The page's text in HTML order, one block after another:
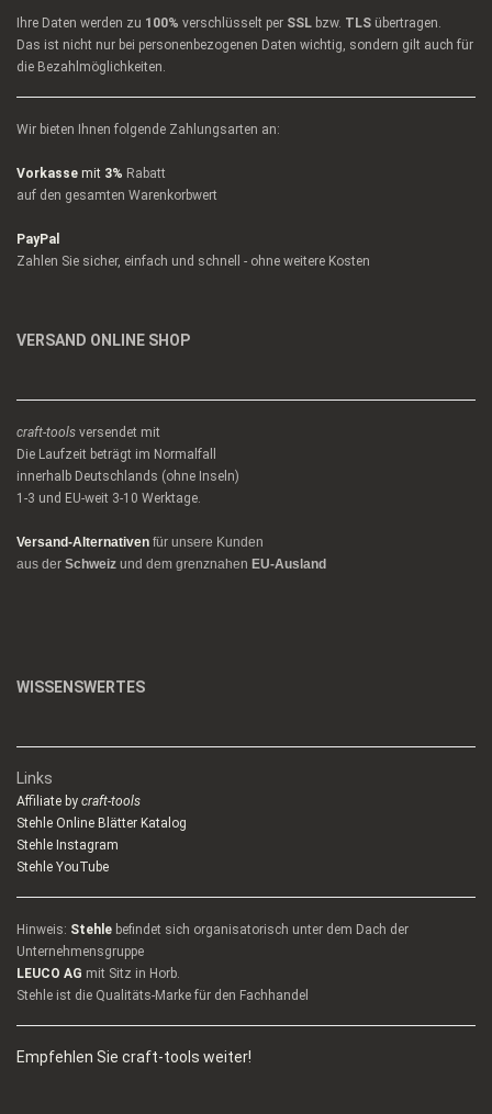
Ihre Daten werden zu 100% verschlüsselt per SSL bzw. TLS übertragen.
Das ist nicht nur bei personenbezogenen Daten wichtig, sondern gilt auch für
die Bezahlmöglichkeiten.
Wir bieten Ihnen folgende Zahlungsarten an:
Vorkasse mit 3% Rabatt
auf den gesamten Warenkorbwert
PayPal
Zahlen Sie sicher, einfach und schnell - ohne weitere Kosten
VERSAND ONLINE SHOP
craft-tools versendet mit
Die Laufzeit beträgt im Normalfall
innerhalb Deutschlands (ohne Inseln)
1-3 und EU-weit 3-10 Werktage.
Versand-Alternativen für unsere Kunden
aus der Schweiz und dem grenznahen EU-Ausland
WISSENSWERTES
Links
Affiliate by craft-tools
Stehle Online Blätter Katalog
Stehle Instagram
Stehle YouTube
Hinweis: Stehle befindet sich organisatorisch unter dem Dach der
Unternehmensgruppe
LEUCO AG mit Sitz in Horb.
Stehle ist die Qualitäts-Marke für den Fachhandel
Empfehlen Sie craft-tools weiter!